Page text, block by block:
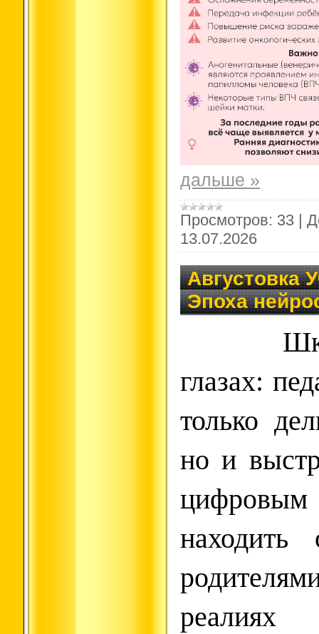
дальше »
Просмотров: 33 |
13.07.2026
Августовка
Эпоха
глазах:
только
но и